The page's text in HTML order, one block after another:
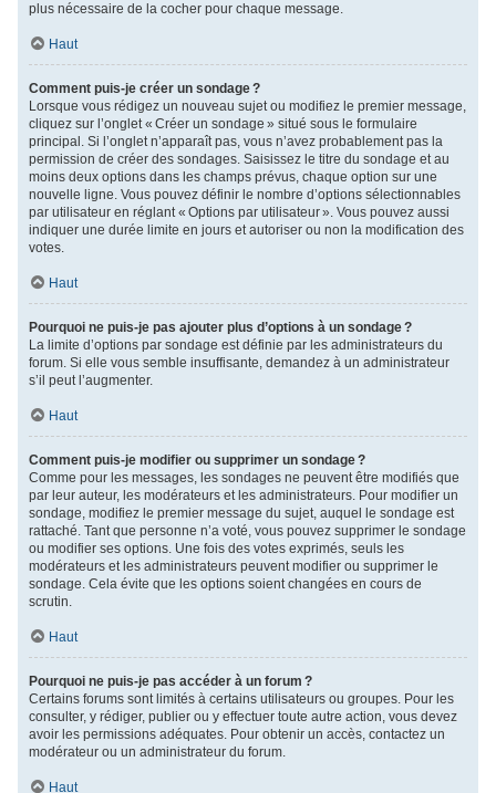
plus nécessaire de la cocher pour chaque message.
Haut
Comment puis-je créer un sondage ?
Lorsque vous rédigez un nouveau sujet ou modifiez le premier message,
cliquez sur l’onglet « Créer un sondage » situé sous le formulaire
principal. Si l’onglet n’apparaît pas, vous n’avez probablement pas la
permission de créer des sondages. Saisissez le titre du sondage et au
moins deux options dans les champs prévus, chaque option sur une
nouvelle ligne. Vous pouvez définir le nombre d’options sélectionnables
par utilisateur en réglant « Options par utilisateur ». Vous pouvez aussi
indiquer une durée limite en jours et autoriser ou non la modification des
votes.
Haut
Pourquoi ne puis-je pas ajouter plus d’options à un sondage ?
La limite d’options par sondage est définie par les administrateurs du
forum. Si elle vous semble insuffisante, demandez à un administrateur
s’il peut l’augmenter.
Haut
Comment puis-je modifier ou supprimer un sondage ?
Comme pour les messages, les sondages ne peuvent être modifiés que
par leur auteur, les modérateurs et les administrateurs. Pour modifier un
sondage, modifiez le premier message du sujet, auquel le sondage est
rattaché. Tant que personne n’a voté, vous pouvez supprimer le sondage
ou modifier ses options. Une fois des votes exprimés, seuls les
modérateurs et les administrateurs peuvent modifier ou supprimer le
sondage. Cela évite que les options soient changées en cours de
scrutin.
Haut
Pourquoi ne puis-je pas accéder à un forum ?
Certains forums sont limités à certains utilisateurs ou groupes. Pour les
consulter, y rédiger, publier ou y effectuer toute autre action, vous devez
avoir les permissions adéquates. Pour obtenir un accès, contactez un
modérateur ou un administrateur du forum.
Haut